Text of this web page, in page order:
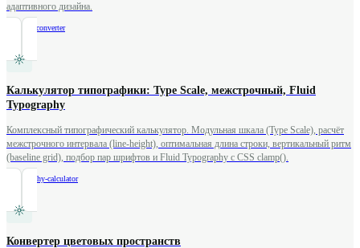
адаптивного дизайна.
css-unit-converter
Калькулятор типографики: Type Scale, межстрочный, Fluid
Typography
Комплексный типографический калькулятор. Модульная шкала (Type Scale), расчёт
межстрочного интервала (line-height), оптимальная длина строки, вертикальный ритм
(baseline grid), подбор пар шрифтов и Fluid Typography с CSS clamp().
typography-calculator
Конвертер цветовых пространств